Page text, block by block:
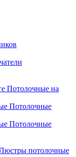
Потолочные на
Потолочные
Потолочные
потолочные